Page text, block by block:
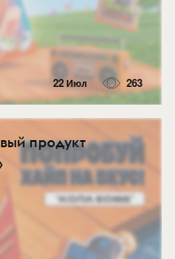
22 Июл 263
продукт